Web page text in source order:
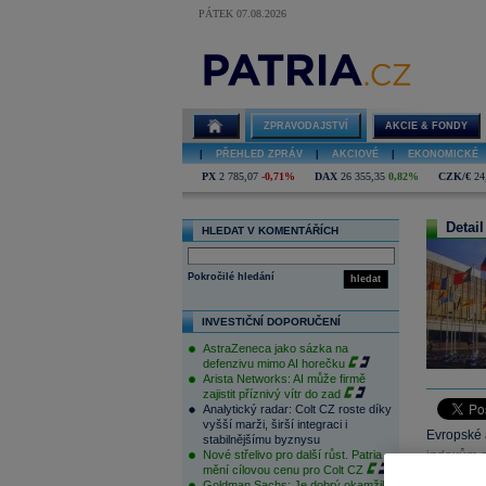
PÁTEK 07.08.2026
ZPRAVODAJSTVÍ AKCIE & FONDY
PŘEHLED ZPRÁV AKCIOVÉ EKONOMICKÉ
PX 2 785,07 -0,71% DAX 26 355,35 0,82% CZK/€
HLEDAT V KOMENTÁŘÍCH
hledat
Pokročilé hledání
INVESTIČNÍ DOPORUČENÍ
AstraZeneca jako sázka na
defenzivu mimo AI horečku
Arista Networks: AI může firmě
zajistit příznivý vítr do zad
Analytický radar: Colt CZ roste díky
vyšší marži, širší integraci i
stabilnějšímu byznysu
Nové střelivo pro další růst. Patria
mění cílovou cenu pro Colt CZ
indexům